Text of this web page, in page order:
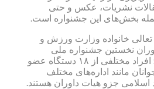
نشریات، عکس و حتی
بخش‌های این جشنواره است.
تعالی خانواده وزارت ورزش و
نخستین جشنواره ملی
ازدواج و خانواده گفت: افراد مختلفی از ۱۸ دستگاه عضو
مانند اداره‌های مختلف
جزو هیات داوران هستند.